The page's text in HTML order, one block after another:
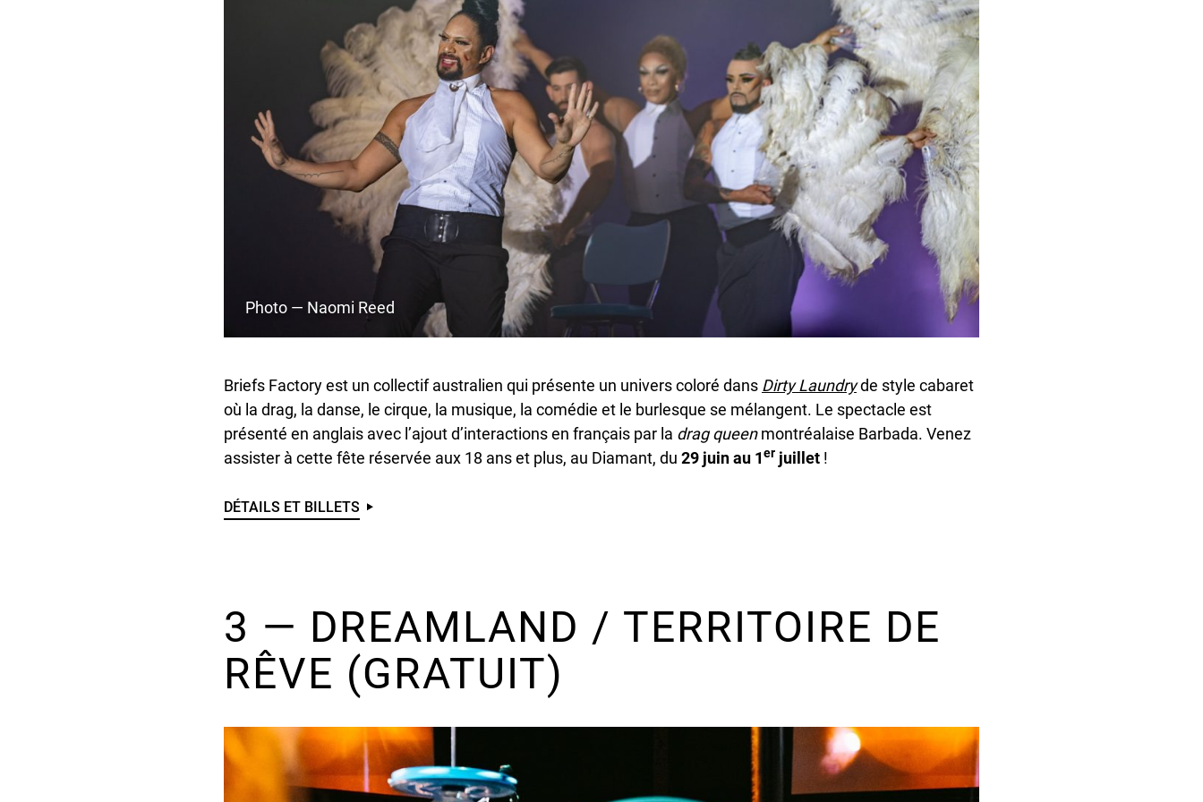
Photo — Naomi Reed
Briefs Factory est un collectif australien qui présente un univers coloré dans Dirty Laundryundefined
de style cabaret
où la drag, la danse, le cirque, la musique, la comédie et le burlesque se mélangent. Le spectacle est
présenté en anglais avec l’ajout d’interactions en français par la drag queenmontréalaise Barbada. Venez
assister à cette fête réservée aux 18 ans et plus, au Diamant, du 29 juin au 1er juillet !
DÉTAILS ET BILLETS
UNDEFINED
3 — DREAMLAND / TERRITOIRE DE
RÊVE (GRATUIT)